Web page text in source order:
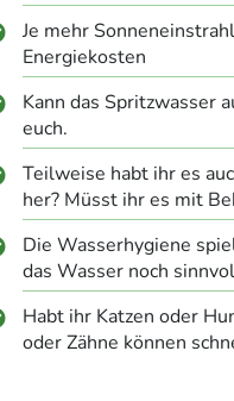
Je mehr
Energiekosten
Kann das Spritzwasser
euch.
Teilweise habt ihr es
her? Müsst ihr es mit
Die Wasserhygiene
das Wasser noch
Habt ihr Katzen oder
oder Zähne können